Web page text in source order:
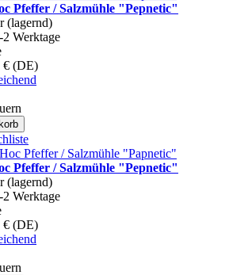
Pfeffer / Salzmühle "Pepnetic"
(lagernd)
Werktage
€ (DE)
Pfeffer / Salzmühle "Pepnetic"
(lagernd)
Werktage
€ (DE)